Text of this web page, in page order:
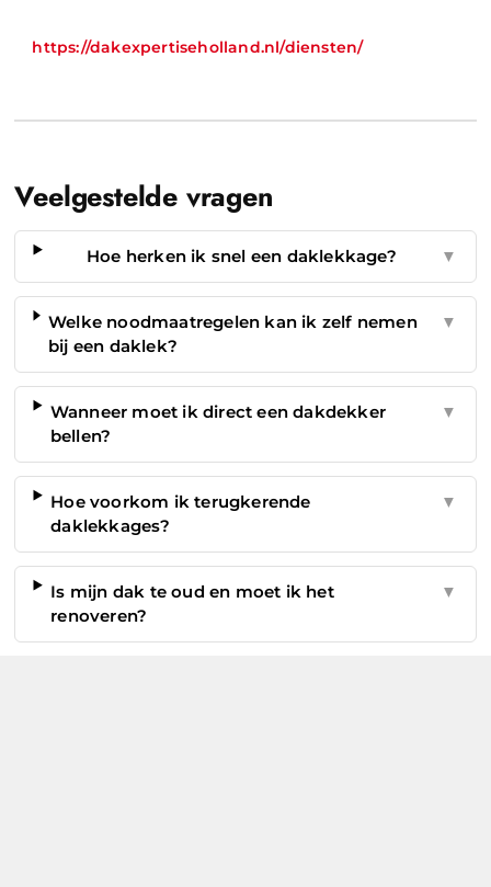
https://dakexpertiseholland.nl/diensten/
Veelgestelde vragen
Hoe herken ik snel een daklekkage? ▼
Welke noodmaatregelen kan ik zelf nemen
bij een daklek?
▼
Wanneer moet ik direct een dakdekker
bellen?
▼
Hoe voorkom ik terugkerende
daklekkages?
▼
Is mijn dak te oud en moet ik het
renoveren?
▼